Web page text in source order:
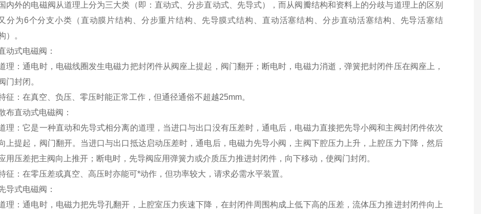
内外的电磁阀从道理上分为三大类（即：直动式、分步直动式、先导式），而从阀瓣结构和资料上的分歧与道理上的区别
分为6个分支小类（直动膜片结构、分步重片结构、先导膜式结构、直动活塞结构、分步直动活塞结构、先导活塞结
）。
动式电磁阀：
理：通电时，电磁线圈发生电磁力把封闭件从阀座上提起，阀门翻开；断电时，电磁力消逝，弹簧把封闭件压在阀座上，
门封闭。
征：在真空、负压、零压时能正常工作，但通径通俗不超越25mm。
布直动式电磁阀：
理：它是一种直动和先导式相分离的道理，当进口与出口没有压差时，通电后，电磁力直接把先导小阀和主阀封闭件依次
上提起，阀门翻开。当进口与出口抵达启动压差时，通电后，电磁力先导小阀，主阀下腔压力上升，上腔压力下降，然后
用压差把主阀向上推开；断电时，先导阀应用弹簧力或介质压力推进封闭件，向下移动，使阀门封闭。
征：在零压差或真空、高压时亦能可*动作，但功率较大，请求必需水平装置。
导式电磁阀：
理：通电时，电磁力把先导孔翻开，上腔室压力疾速下降，在封闭件周围构成上低下高的压差，流体压力推进封闭件向上